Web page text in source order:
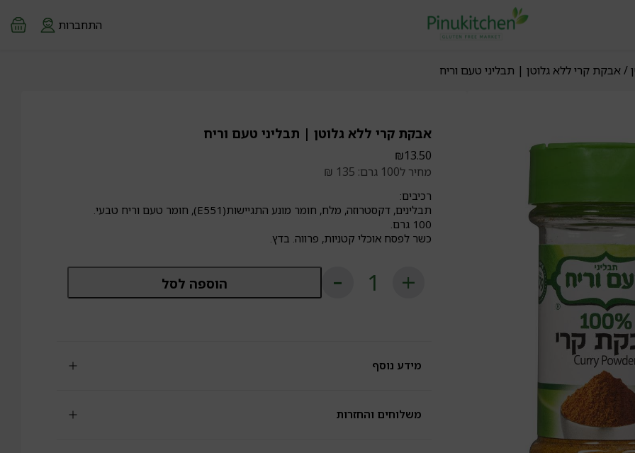
התחברות
/ אבקת קרי ללא גלוטן | תבליני טעם וריח
אבקת קרי ללא גלוטן | תבליני טעם וריח
₪13.50
מחיר ל100 גרם: 135 ₪
רכיבים:
תבלינים, דקסטרוזה, מלח, חומר מונע התגיישות(E551), חומר טעם וריח טבעי.
100 גרם.
כשר לפסח אוכלי קטניות, פרווה. בדץ.
כמות
אבקת
הוספה לסל
מידע נוסף
משלוחים והחזרות